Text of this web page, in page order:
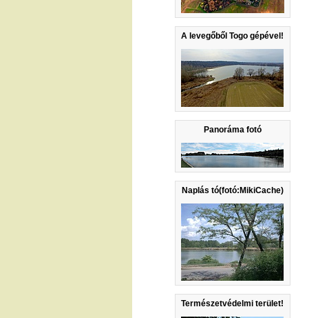
A levegőből Togo gépével!
Panoráma fotó
Naplás tó(fotó:MikiCache)
Természetvédelmi terület!